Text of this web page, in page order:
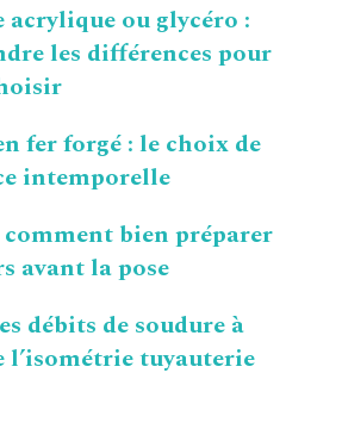
acrylique ou glycéro :
les différences pour
fer forgé : le choix de
intemporelle
bien préparer
avant la pose
débits de soudure à
tuyauterie